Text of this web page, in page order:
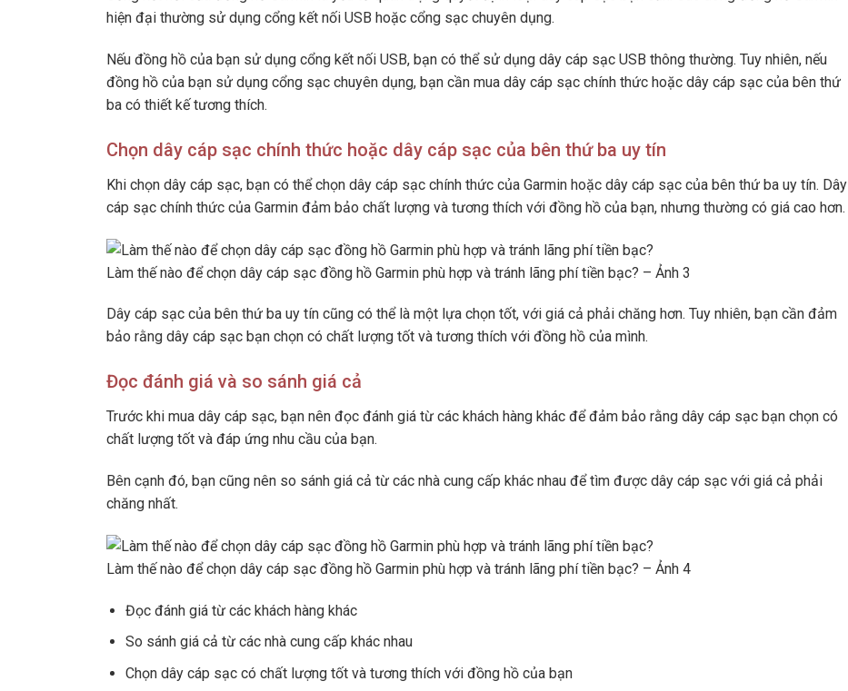
hiện đại thường sử dụng cổng kết nối USB hoặc cổng sạc chuyên dụng.
Nếu đồng hồ của bạn sử dụng cổng kết nối USB, bạn có thể sử dụng dây cáp sạc USB thông thường. Tuy nhiên, nếu
đồng hồ của bạn sử dụng cổng sạc chuyên dụng, bạn cần mua dây cáp sạc chính thức hoặc dây cáp sạc của bên thứ
ba có thiết kế tương thích.
Chọn dây cáp sạc chính thức hoặc dây cáp sạc của bên thứ ba uy tín
Khi chọn dây cáp sạc, bạn có thể chọn dây cáp sạc chính thức của Garmin hoặc dây cáp sạc của bên thứ ba uy tín. Dây
cáp sạc chính thức của Garmin đảm bảo chất lượng và tương thích với đồng hồ của bạn, nhưng thường có giá cao hơn.
Làm thế nào để chọn dây cáp sạc đồng hồ Garmin phù hợp và tránh lãng phí tiền bạc? – Ảnh 3
Dây cáp sạc của bên thứ ba uy tín cũng có thể là một lựa chọn tốt, với giá cả phải chăng hơn. Tuy nhiên, bạn cần đảm
bảo rằng dây cáp sạc bạn chọn có chất lượng tốt và tương thích với đồng hồ của mình.
Đọc đánh giá và so sánh giá cả
Trước khi mua dây cáp sạc, bạn nên đọc đánh giá từ các khách hàng khác để đảm bảo rằng dây cáp sạc bạn chọn có
chất lượng tốt và đáp ứng nhu cầu của bạn.
Bên cạnh đó, bạn cũng nên so sánh giá cả từ các nhà cung cấp khác nhau để tìm được dây cáp sạc với giá cả phải
chăng nhất.
Làm thế nào để chọn dây cáp sạc đồng hồ Garmin phù hợp và tránh lãng phí tiền bạc? – Ảnh 4
Đọc đánh giá từ các khách hàng khác
So sánh giá cả từ các nhà cung cấp khác nhau
Chọn dây cáp sạc có chất lượng tốt và tương thích với đồng hồ của bạn